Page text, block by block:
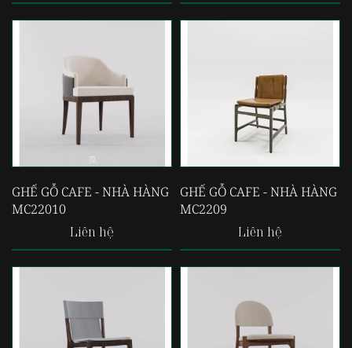
GHẾ GỖ CAFE - NHÀ HÀNG
MC22010
Liên hệ
GHẾ GỖ CAFE - NHÀ HÀNG
MC2209
Liên hệ